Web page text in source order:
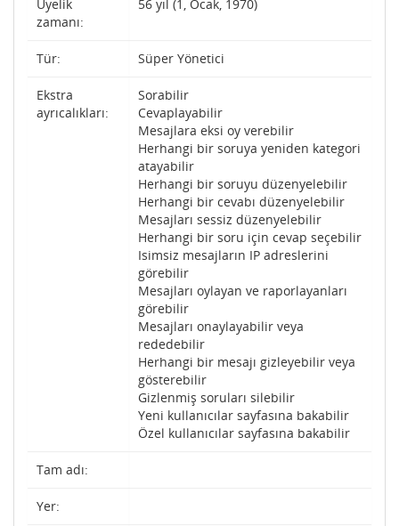
Üyelik
zamanı:
56 yıl (1, Ocak, 1970)
Tür: Süper Yönetici
Ekstra
ayrıcalıkları:
Sorabilir
Cevaplayabilir
Mesajlara eksi oy verebilir
Herhangi bir soruya yeniden kategori
atayabilir
Herhangi bir soruyu düzenyelebilir
Herhangi bir cevabı düzenyelebilir
Mesajları sessiz düzenyelebilir
Herhangi bir soru için cevap seçebilir
Isimsiz mesajların IP adreslerini
görebilir
Mesajları oylayan ve raporlayanları
görebilir
Mesajları onaylayabilir veya
rededebilir
Herhangi bir mesajı gizleyebilir veya
gösterebilir
Gizlenmiş soruları silebilir
Yeni kullanıcılar sayfasına bakabilir
Özel kullanıcılar sayfasına bakabilir
Tam adı:
Yer: